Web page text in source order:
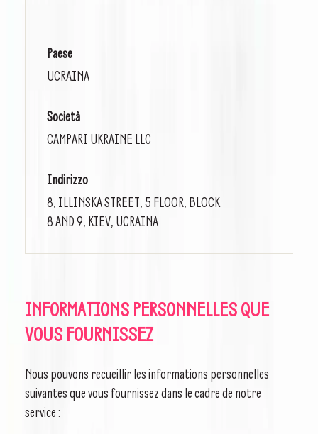
Paese
UCRAINA
Società
CAMPARI UKRAINE LLC
Indirizzo
8, ILLINSKA STREET, 5 FLOOR, BLOCK
8 AND 9, KIEV, UCRAINA
INFORMATIONS PERSONNELLES QUE
VOUS FOURNISSEZ
Nous pouvons recueillir les informations personnelles
suivantes que vous fournissez dans le cadre de notre
service :